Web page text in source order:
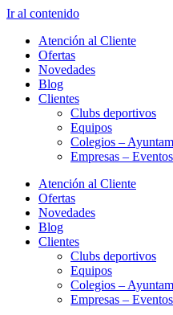
Ir al contenido
Atención al Cliente
Ofertas
Novedades
Blog
Clientes
Clubs deportivos
Equipos
Colegios –
Empresas –
Atención al Cliente
Ofertas
Novedades
Blog
Clientes
Clubs deportivos
Equipos
Colegios –
Empresas –